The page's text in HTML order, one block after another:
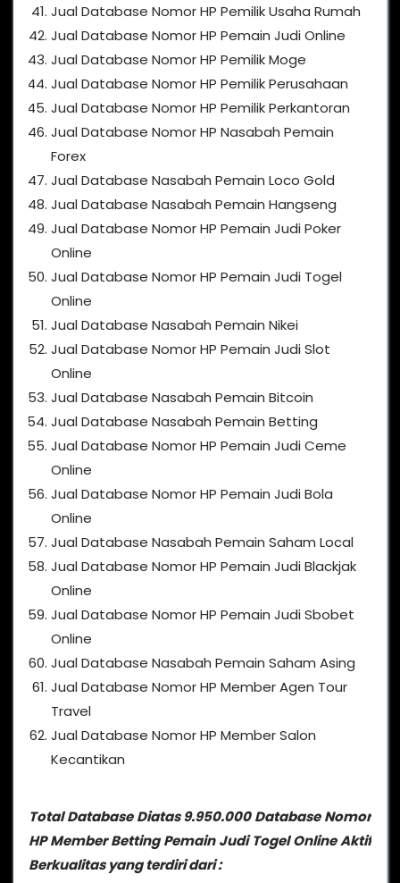
Jual Database Nomor HP Pemilik Usaha Rumah
Jual Database Nomor HP Pemain Judi Online
Jual Database Nomor HP Pemilik Moge
Jual Database Nomor HP Pemilik Perusahaan
Jual Database Nomor HP Pemilik Perkantoran
Jual Database Nomor HP Nasabah Pemain
Forex
Jual Database Nasabah Pemain Loco Gold
Jual Database Nasabah Pemain Hangseng
Jual Database Nomor HP Pemain Judi Poker
Online
Jual Database Nomor HP Pemain Judi Togel
Online
Jual Database Nasabah Pemain Nikei
Jual Database Nomor HP Pemain Judi Slot
Online
Jual Database Nasabah Pemain Bitcoin
Jual Database Nasabah Pemain Betting
Jual Database Nomor HP Pemain Judi Ceme
Online
Jual Database Nomor HP Pemain Judi Bola
Online
Jual Database Nasabah Pemain Saham Local
Jual Database Nomor HP Pemain Judi Blackjak
Online
Jual Database Nomor HP Pemain Judi Sbobet
Online
Jual Database Nasabah Pemain Saham Asing
Jual Database Nomor HP Member Agen Tour
Travel
Jual Database Nomor HP Member Salon
Kecantikan
Total Database Diatas 9.950.000 Database Nomor
HP Member Betting Pemain Judi Togel Online Aktif
Berkualitas yang terdiri dari :